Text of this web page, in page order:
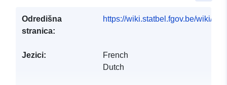
Odredišna
stranica:
https://wiki.statbel.fgov.be/wiki/
Jezici:
French
Dutch